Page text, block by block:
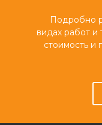
Подробно
видах работ и
стоимость и